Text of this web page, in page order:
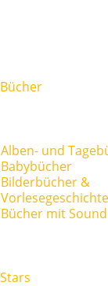
Bücher
Alben- und
Babybücher
Bilderbücher &
Bücher mit Sound
Stars